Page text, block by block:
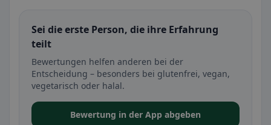
Sei die erste Person, die ihre Erfahrung
teilt
Bewertungen helfen anderen bei der
Entscheidung – besonders bei glutenfrei, vegan,
vegetarisch oder halal.
Bewertung in der App abgeben